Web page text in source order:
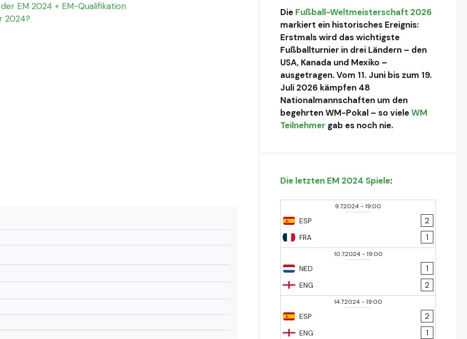
EM 2024 + EM-Qualifikation
2024?
Die Fußball-Weltmeisterschaft 2026
markiert ein historisches Ereignis:
Erstmals wird das wichtigste
Fußballturnier in drei Ländern – den
USA, Kanada und Mexiko –
ausgetragen. Vom 11. Juni bis zum 19.
Juli 2026 kämpfen 48
Nationalmannschaften um den
begehrten WM-Pokal – so vieleWM
Teilnehmer gab es noch nie.
Die letzten EM 2024 Spiele:
9.7.2024-19:00
ESP
FRA
2
1
10.7.2024-19:00
NED
ENG
1
2
14.7.2024-19:00
ESP
ENG
2
1